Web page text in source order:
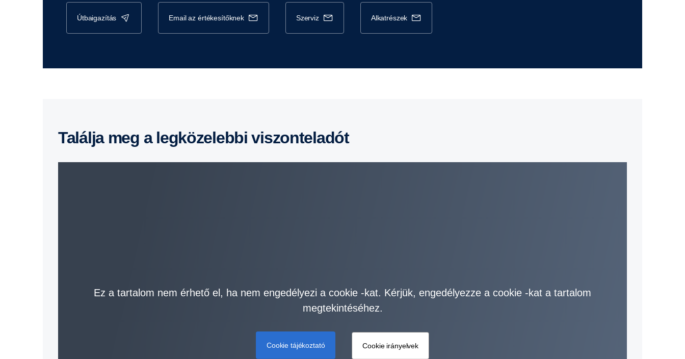
útbaigazítás email az értékesítőknek szerviz alkatrészek
Találja meg a legközelebbi viszonteladót
Ez a tartalom nem érhető el, ha nem engedélyezi a cookie -kat. Kérjük, engedélyezze a cookie -kat a tartalom
megtekintéséhez.
Cookie tájékoztató Cookie irányelvek